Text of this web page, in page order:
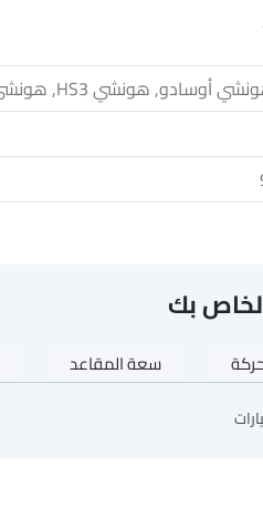
بك
سعة المقاعد